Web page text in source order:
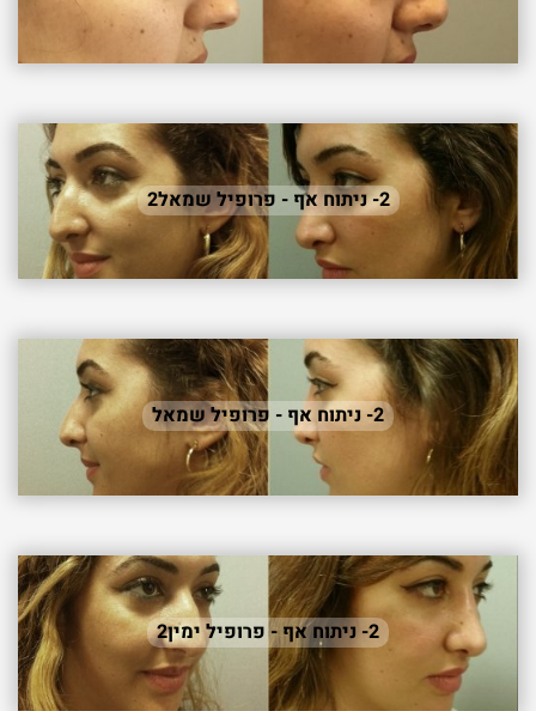
2- ניתוח אף - פרופיל שמאל2
2- ניתוח אף - פרופיל שמאל
2- ניתוח אף - פרופיל ימין2